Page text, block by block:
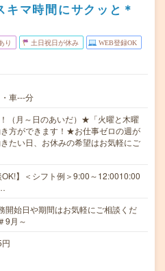
キマ時間にサクッと＊
り 土日祝日が休み WEB登録OK
車---分
（月～日のあいだ）★「火曜と木曜
方ができます！★お仕事ゼロの週が
たい日、お休みの希望はお気軽にご
OK!】＜シフト例＞9:00～12:0010:00
始日や期間はお気軽にご相談くだ
月～